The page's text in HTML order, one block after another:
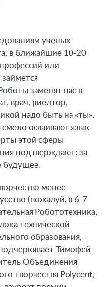
учёных
в ближайшие 10-20
или
заменят нас в
врач, риелтор,
надо быть на «ты».
осваивают язык
этой сферы
подтверждают: за
будущее.
менее
(пожалуй, в 6-7
Робототехника,
технической
образования,
Тимофей
Объединения
творчества Polycent,